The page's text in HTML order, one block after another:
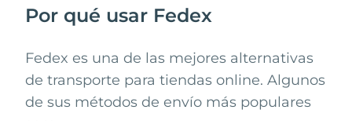
Por qué usar Fedex
Fedex es una de las mejores alternativas
de transporte para tiendas online. Algunos
de sus métodos de envío más populares